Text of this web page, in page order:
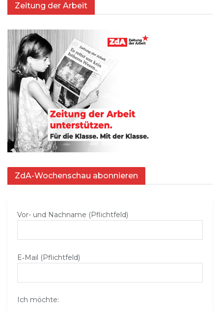
Zeitung der Arbeit
ZdA-Wochenschau abonnieren
Vor- und Nachname (Pflichtfeld)
E‑Mail (Pflichtfeld)
Ich möchte: